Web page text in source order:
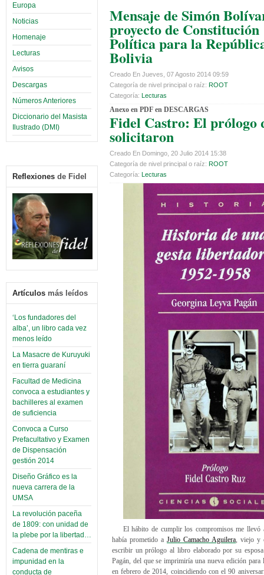
Europa
Noticias
Homenaje
Lecturas
Avisos
Descargas
Números Anteriores
Diccionario del Masista
Ilustrado (DMI)
Reflexiones de Fidel
Artículos más leídos
‘Los fundadores del
alba’, un libro cada vez
menos leído
La Masacre de Kuruyuki
en tierra guaraní
Facultad de Medicina
convoca a estudiantes y
bachilleres al examen
de suficiencia
Convoca a Curso
Prefacultativo y Examen
de Dispensación
gestión 2014
Diseño Gráfico es la
nueva carrera de la
UMSA
La revolución paceña
de 1809: con unidad de
la plebe por la libertad…
Cadena de mentiras e
impunidad en la
conducta de
Mensaje de Simón
proyecto de Constitución
Política para la
Bolivia
Creado En Jueves, 07 Agosto 2014 09:59
Categoría de nivel principal o raíz: ROOT
Categoría: Lecturas
Anexo en PDF en DESCARGAS
Fidel Castro: El prólogo
solicitaron
Creado En Domingo, 20 Julio 2014 15:38
Categoría de nivel principal o raíz: ROOT
Categoría: Lecturas
El hábito de cumplir los compromisos me llevó
había prometido a Julio Camacho Aguilera , viejo y
escribir un prólogo al libro elaborado por su
Pagán, del que se imprimiría una nueva edición
en febrero de 2014, coincidiendo con el 90